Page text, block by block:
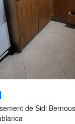
de Sidi